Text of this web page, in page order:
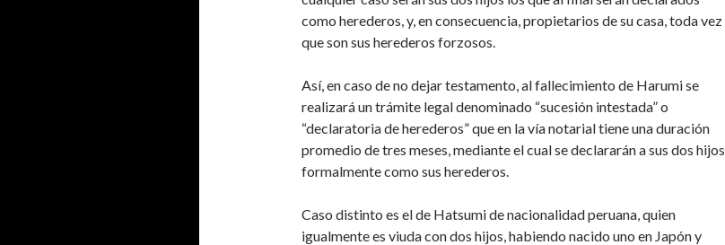
como herederos, y, en consecuencia, propietarios de su casa, toda vez
que son sus herederos forzosos.
Así, en caso de no dejar testamento, al fallecimiento de Harumi se
realizará un trámite legal denominado “sucesión intestada” o
“declaratoria de herederos” que en la vía notarial tiene una duración
promedio de tres meses, mediante el cual se declararán a sus dos hijos
formalmente como sus herederos.
Caso distinto es el de Hatsumi de nacionalidad peruana, quien
igualmente es viuda con dos hijos, habiendo nacido uno en Japón y